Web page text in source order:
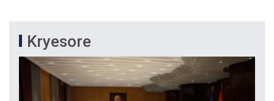
Kryesore